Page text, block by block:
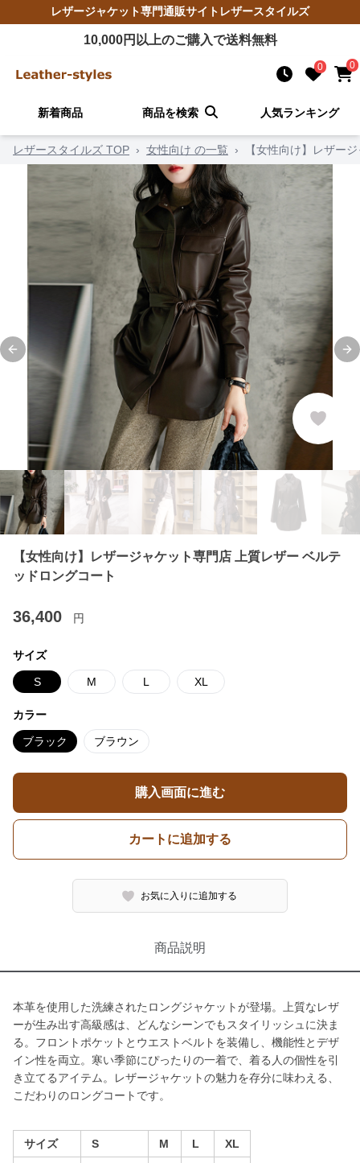
レザージャケット専門通販サイト レザースタイルズ
10,000円以上のご購入で送料無料
0 0
新着商品 商品を検索 人気ランキング
レザースタイルズ TOP › 女性向け の一覧 › 【女性向け】レザー
Previous slide
【女性向け】レザージャケット専門店 上質レザー ベルテ
ッドロングコート
36,400 円
サイズ
S M L XL
カラー
ブラック ブラウン
購入画面に進む
カートに追加する
お気に入りに追加する
商品説明
本革を使用した洗練されたロングジャケットが登場。上質なレザ
ーが生み出す高級感は、どんなシーンでもスタイリッシュに決ま
る。フロントポケットとウエストベルトを装備し、機能性とデザ
イン性を両立。寒い季節にぴったりの一着で、着る人の個性を引
き立てるアイテム。レザージャケットの魅力を存分に味わえる、
こだわりのロングコートです。
サイズ S M L XL